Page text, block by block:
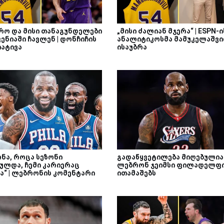
და მისი თანაგუნდელები
ჩავლენ | დონჩიჩის
„მისი ძალიან მჯერა“ | ESPN-
ანალიტიკოსმა
ისაუბრა
როცა სეზონი
ჩემი კარიერაც
| ლებრონის კომენტარი
გადაწყვეტილება
ლებრონ ჯეიმსი
ითამაშებს